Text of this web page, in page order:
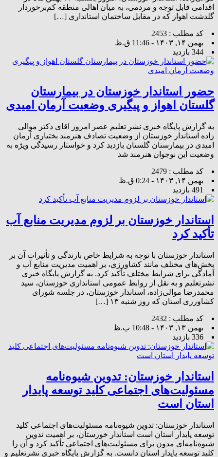
اقدامی قابل توجه و مردمی، به میان اهالی منطقه کم‌برخوردار
گلدشت اهواز که در مقابل ساختمان استانداری […]
کد مطلب : 2453
بهمن ۱۴, ۱۴۰۳ - 11:46 ق.ظ
344 بازدید
حضور استاندار خوزستان در بیمارستان
گلستان اهواز و پیگیری وضعیت آرمان امیدی
به گزارش پایگاه خبری نشر تعلیم عصر امروز اقای دکتر موالی
زاده استاندار خوزستان از وضعیت تصادف هنرمند بختیاری آرمان
امیدی در بیمارستان گلستان بازدید کرد و خواستار رسیدگی ویژه به
وضعیت این نوجوان هنرمند شد
کد مطلب : 2479
بهمن ۱۴, ۱۴۰۳ - 0:24 ق.ظ
491 بازدید
استاندار خوزستان بر لزوم مدیریت منابع آب
تأکید کرد
استاندار خوزستان با توجه به شرایط خاص بارندگی و تأثیرات آن بر
بخش‌های مختلف مانند کشاورزی، بر اهمیت مدیریت منابع آب و
آمادگی برای شرایط مختلف تأکید کرد. به گزارش پایگاه خبری
نشرتعلیم و به نقل از روابط عمومی استانداری خوزستان، سید
محمدرضا موالی‌زاده، استاندار خوزستان، در جلسه شورای
کشاورزی استان که روز شنبه ۱۳ […]
کد مطلب : 2432
بهمن ۱۳, ۱۴۰۳ - 10:48 ب.ظ
336 بازدید
استاندار خوزستان: تدوین شیوه‌نامه
مسئولیت‌های اجتماعی کلید توسعه پایدار
استان است
استاندار خوزستان: تدوین شیوه‌نامه مسئولیت‌های اجتماعی کلید
توسعه پایدار استان است استاندار خوزستان، بر اهمیت تدوین
شیوه‌نامه‌ای مدون برای مسئولیت‌های اجتماعی تأکید کرد و آن را
کلید توسعه پایدار استان دانست. به گزارش پایگاه خبری نشرتعلیم و